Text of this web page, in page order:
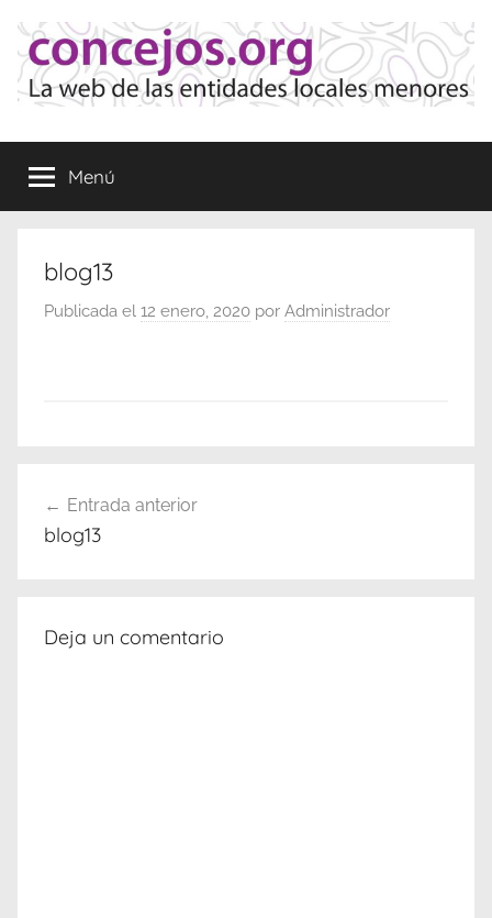
contenido
Concejos
de
las
Locales
Menores
Menú
blog13
Publicada el 12 enero, 2020 por Administrador
de
Entrada anterior
blog13
Deja un comentario